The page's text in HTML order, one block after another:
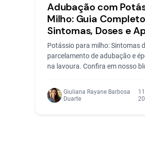
Adubação com
Milho: Guia
Sintomas, Doses e
Potássio para milho: Sintomas
parcelamento de adubação e
na lavoura. Confira em nosso
Giuliana Rayane Barbosa
Duarte